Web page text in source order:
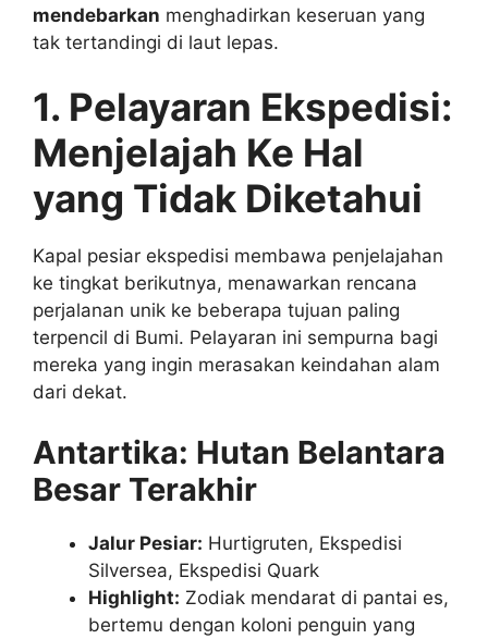
mendebarkan menghadirkan keseruan yang
tak tertandingi di laut lepas.
1. Pelayaran Ekspedisi:
Menjelajah Ke Hal
yang Tidak Diketahui
Kapal pesiar ekspedisi membawa penjelajahan
ke tingkat berikutnya, menawarkan rencana
perjalanan unik ke beberapa tujuan paling
terpencil di Bumi. Pelayaran ini sempurna bagi
mereka yang ingin merasakan keindahan alam
dari dekat.
Antartika: Hutan Belantara
Besar Terakhir
Jalur Pesiar: Hurtigruten, Ekspedisi
Silversea, Ekspedisi Quark
Highlight: Zodiak mendarat di pantai es,
bertemu dengan koloni penguin yang